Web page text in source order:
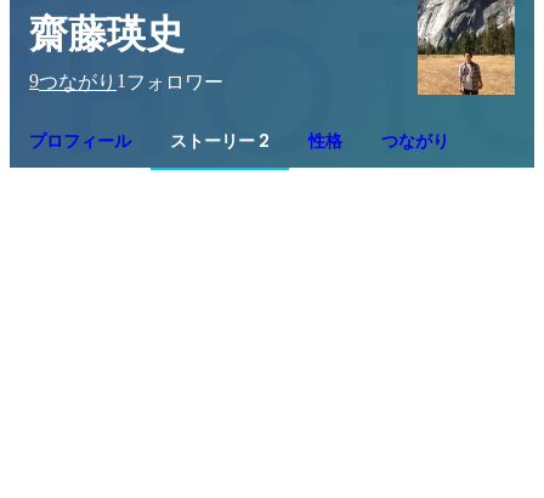
齋藤瑛史
9つながり 1 フォロワー
プロフィール ストーリー 2 性格 つながり